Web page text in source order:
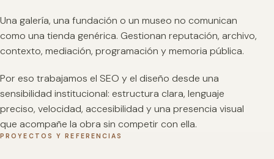
Una galería, una fundación o un museo no comunican
como una tienda genérica. Gestionan reputación, archivo,
contexto, mediación, programación y memoria pública.
Por eso trabajamos el SEO y el diseño desde una
sensibilidad institucional: estructura clara, lenguaje
preciso, velocidad, accesibilidad y una presencia visual
que acompañe la obra sin competir con ella.
PROYECTOS Y REFERENCIAS